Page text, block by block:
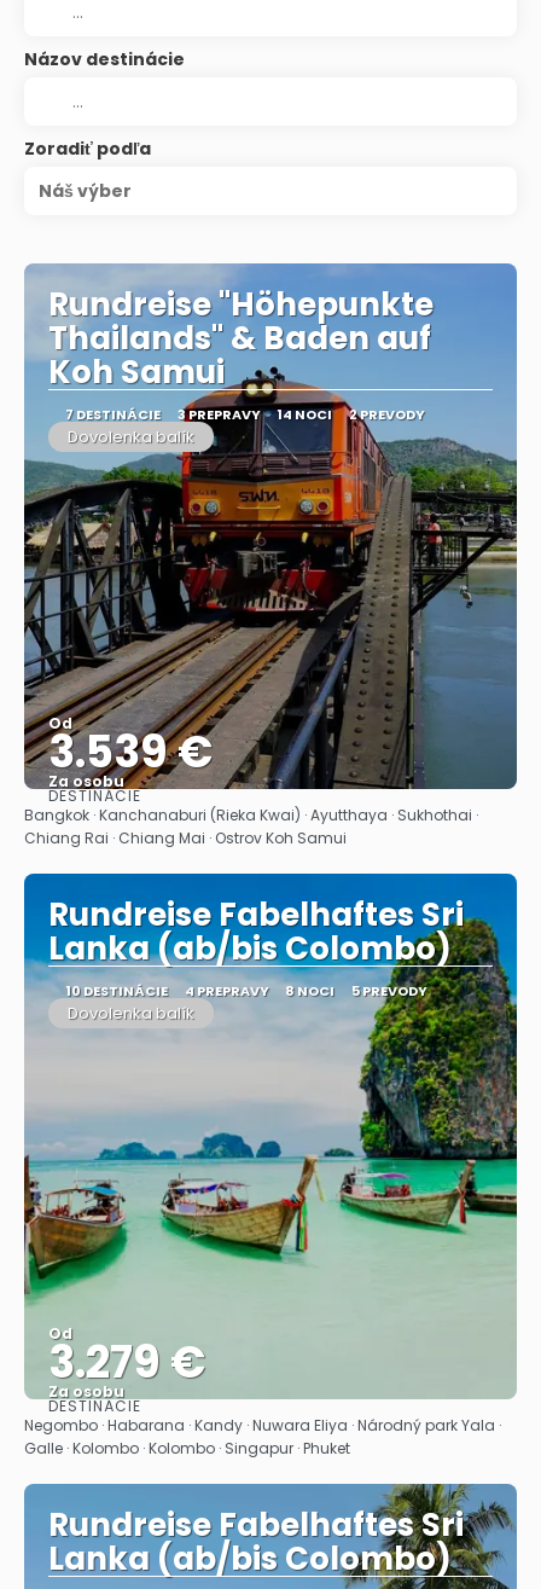
Názov destinácie
Zoradiť podľa
Náš výber
Rundreise "Höhepunkte
Thailands" & Baden auf
Koh Samui
7 DESTINÁCIE 3 PREPRAVY 14 NOCI 2 PREVODY
Dovolenka balík
Od
3.539 €
Za osobu
Pozrieť sa
DESTINÁCIE
Bangkok · Kanchanaburi (Rieka Kwai) · Ayutthaya · Sukhothai ·
Chiang Rai · Chiang Mai · Ostrov Koh Samui
Rundreise Fabelhaftes Sri
Lanka (ab/bis Colombo)
10 DESTINÁCIE 4 PREPRAVY 8 NOCI 5 PREVODY
Dovolenka balík
Od
3.279 €
Za osobu
Pozrieť sa
DESTINÁCIE
Negombo · Habarana · Kandy · Nuwara Eliya · Národný park Yala ·
Galle · Kolombo · Kolombo · Singapur · Phuket
Rundreise Fabelhaftes Sri
Lanka (ab/bis Colombo)